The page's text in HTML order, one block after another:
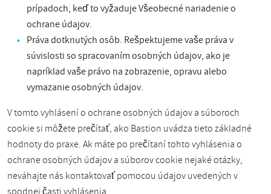
prípadoch, keď to vyžaduje Všeobecné nariadenie o
ochrane údajov.
Práva dotknutých osôb. Rešpektujeme vaše práva v
súvislosti so spracovaním osobných údajov, ako je
napríklad vaše právo na zobrazenie, opravu alebo
vymazanie osobných údajov.
V tomto vyhlásení o ochrane osobných údajov a súboroch
cookie si môžete prečítať, ako Bastion uvádza tieto základné
hodnoty do praxe. Ak máte po prečítaní tohto vyhlásenia o
ochrane osobných údajov a súborov cookie nejaké otázky,
neváhajte nás kontaktovať pomocou údajov uvedených v